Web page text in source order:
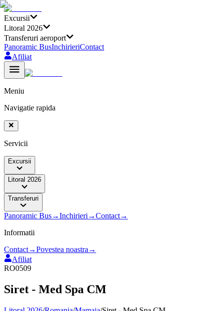
Excursii
Litoral 2026
Transferuri aeroport
Panoramic BusInchirieriContact
Afiliat
Meniu
Navigatie rapida
Servicii
Excursii
Litoral 2026
Transferuri
Panoramic Bus→Inchirieri →Contact→
Informatii
Contact→Povestea noastra →
Afiliat
RO0509
Siret - Med Spa CM